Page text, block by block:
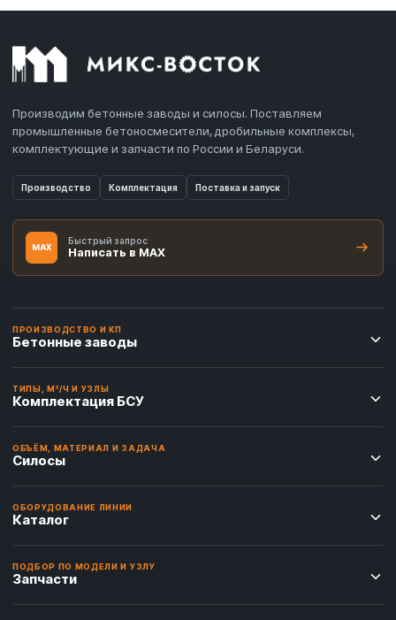
Производим бетонные заводы и силосы. Поставляем
промышленные бетоносмесители, дробильные комплексы,
комплектующие и запчасти по России и Беларуси.
Производство Комплектация Поставка и запуск
MAX
Быстрый запрос
Написать в MAX
ПРОИЗВОДСТВО И КП
Бетонные заводы
ТИПЫ, М³/Ч И УЗЛЫ
Комплектация БСУ
ОБЪЁМ, МАТЕРИАЛ И ЗАДАЧА
Силосы
ОБОРУДОВАНИЕ ЛИНИИ
Каталог
ПОДБОР ПО МОДЕЛИ И УЗЛУ
Запчасти